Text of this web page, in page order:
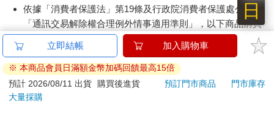
依據「消費者保護法」第19條及行政院消費者保護處公告之
「通訊交易解除權合理例外情事適用準則」，以下商品購買
後，除商品本身有瑕疵外，將不提供7天的猶豫期：
易於腐敗、保存期限較短或解約時即將逾期。（如：生
鮮食品）
依消費者要求所為之客製化給付。（客製化商品）
報紙、期刊或雜誌。（含MOOK、外文雜誌）
立即結帳 加入購物車
※ 本商品會員日滿額金幣加碼回饋最高15倍
預計 2026/08/11 出貨
購買後進貨 預訂門市商品
門市庫存
大量採購
日